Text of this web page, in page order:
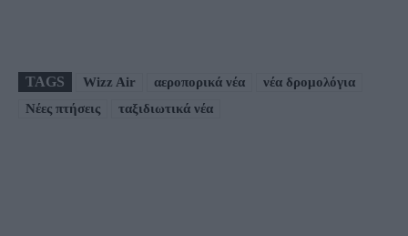
TAGS Wizz Air αεροπορικά νέα
νέα δρομολόγια
Νέες πτήσεις
ταξιδιωτικά νέα